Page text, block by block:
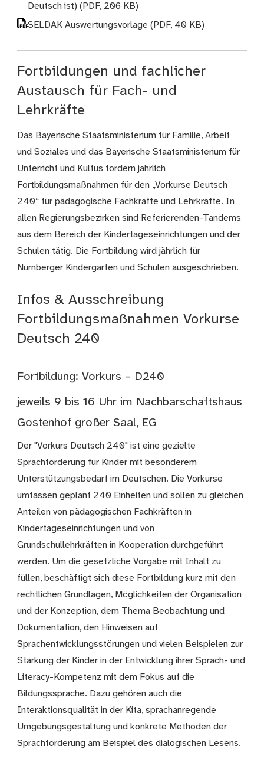
Deutsch ist)(PDF, 206 KB)
SELDAK Auswertungsvorlage(PDF, 40 KB)
Fortbildungen und fachlicher
Austausch für Fach- und
Lehrkräfte
Das Bayerische Staatsministerium für Familie, Arbeit
und Soziales und das Bayerische Staatsministerium für
Unterricht und Kultus fördern jährlich
Fortbildungsmaßnahmen für den „Vorkurse Deutsch
240“ für pädagogische Fachkräfte und Lehrkräfte. In
allen Regierungsbezirken sind Referierenden-Tandems
aus dem Bereich der Kindertageseinrichtungen und der
Schulen tätig. Die Fortbildung wird jährlich für
Nürnberger Kindergärten und Schulen ausgeschrieben.
Infos & Ausschreibung
Fortbildungsmaßnahmen Vorkurse
Deutsch 240
Fortbildung: Vorkurs – D240
jeweils 9 bis 16 Uhr im Nachbarschaftshaus
Gostenhof großer Saal, EG
Der "Vorkurs Deutsch 240" ist eine gezielte
Sprachförderung für Kinder mit besonderem
Unterstützungsbedarf im Deutschen. Die Vorkurse
umfassen geplant 240 Einheiten und sollen zu gleichen
Anteilen von pädagogischen Fachkräften in
Kindertageseinrichtungen und von
Grundschullehrkräften in Kooperation durchgeführt
werden. Um die gesetzliche Vorgabe mit Inhalt zu
füllen, beschäftigt sich diese Fortbildung kurz mit den
rechtlichen Grundlagen, Möglichkeiten der Organisation
und der Konzeption, dem Thema Beobachtung und
Dokumentation, den Hinweisen auf
Sprachentwicklungsstörungen und vielen Beispielen zur
Stärkung der Kinder in der Entwicklung ihrer Sprach- und
Literacy-Kompetenz mit dem Fokus auf die
Bildungssprache. Dazu gehören auch die
Interaktionsqualität in der Kita, sprachanregende
Umgebungsgestaltung und konkrete Methoden der
Sprachförderung am Beispiel des dialogischen Lesens.